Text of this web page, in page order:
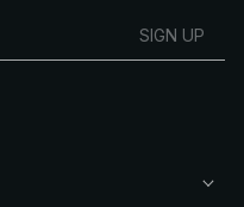
SIGN UP